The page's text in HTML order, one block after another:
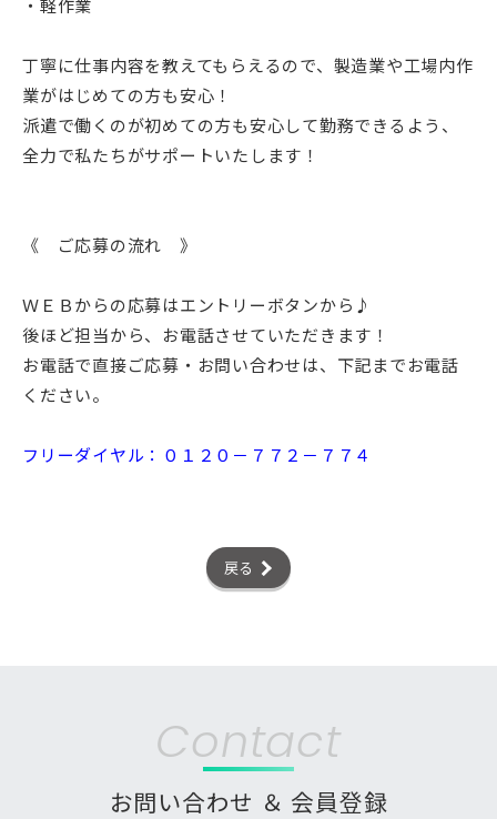
・軽作業
丁寧に仕事内容を教えてもらえるので、製造業や工場内作
業がはじめての方も安心！
派遣で働くのが初めての方も安心して勤務できるよう、
全力で私たちがサポートいたします！
《 ご応募の流れ 》
ＷＥＢからの応募はエントリーボタンから♪
後ほど担当から、お電話させていただきます！
お電話で直接ご応募・お問い合わせは、下記までお電話
ください。
フリーダイヤル：０１２０－７７２－７７４
戻る
Contact
お問い合わせ ＆ 会員登録